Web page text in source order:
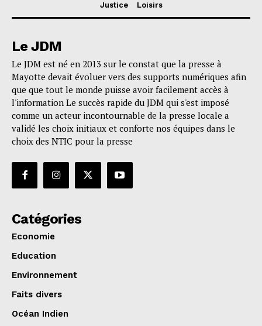
Justice
Loisirs
Le JDM
Le JDM est né en 2013 sur le constat que la presse à
Mayotte devait évoluer vers des supports numériques afin
que que tout le monde puisse avoir facilement accès à
l'information Le succès rapide du JDM qui s'est imposé
comme un acteur incontournable de la presse locale a
validé les choix initiaux et conforte nos équipes dans le
choix des NTIC pour la presse
Catégories
Economie
Education
Environnement
Faits divers
Océan Indien